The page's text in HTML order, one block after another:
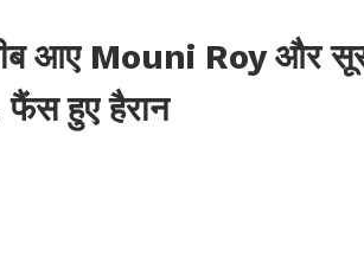
आए Mouni Roy और
फैंस हुए हैरान